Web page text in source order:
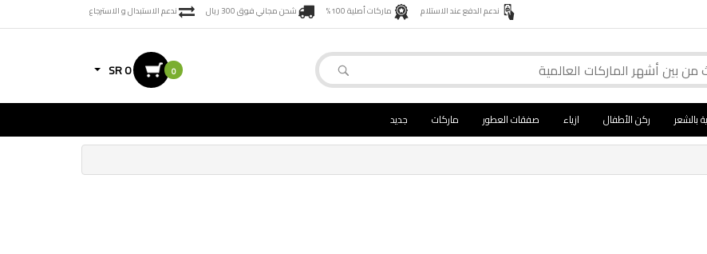
ندعم الدفع عند الاستلام ماركات أصلية 100% شحن مجاني فوق 300 ريال ندعم الاستبدال و الاسترجاع
0
SR 0
بالشعر ركن الأطفال ازياء صفقات العطور ماركات جديد